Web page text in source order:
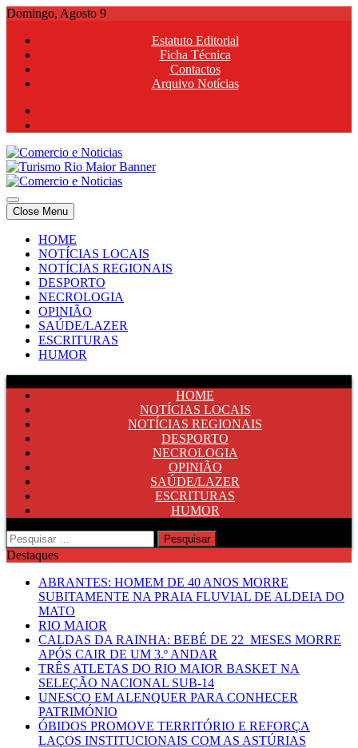
Skip
content
Domingo, Agosto 9
Estatuto Editorial
Ficha Técnica
Contactos
Arquivo Notícias
Comercio e Noticias
Notícias e Publicidade Online
Comercio e Noticias
Notícias e Publicidade Online
Close Menu
HOME
NOTÍCIAS LOCAIS
NOTÍCIAS REGIONAIS
DESPORTO
NECROLOGIA
OPINIÃO
SAÚDE/LAZER
ESCRITURAS
HUMOR
HOME
NOTÍCIAS LOCAIS
NOTÍCIAS REGIONAIS
DESPORTO
NECROLOGIA
OPINIÃO
SAÚDE/LAZER
ESCRITURAS
HUMOR
Pesquisar
por:
Destaques
ABRANTES: HOMEM DE 40 ANOS MORRE
SUBITAMENTE NA PRAIA FLUVIAL DE ALDEIA DO
MATO
RIO MAIOR
CALDAS DA RAINHA: BEBÉ DE 22 MESES MORRE
APÓS CAIR DE UM 3.º ANDAR
TRÊS ATLETAS DO RIO MAIOR BASKET NA
SELEÇÃO NACIONAL SUB-14
UNESCO EM ALENQUER PARA CONHECER
PATRIMÓNIO
ÓBIDOS PROMOVE TERRITÓRIO E REFORÇA
LAÇOS INSTITUCIONAIS COM AS ASTÚRIAS